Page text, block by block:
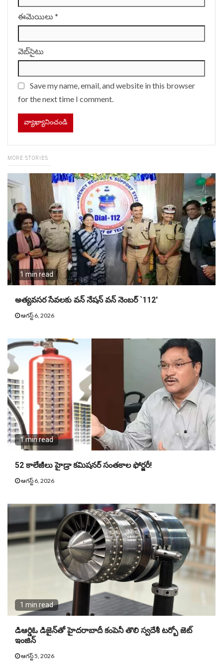
ఈమెయిలు *
వెబ్‌సైటు
Save my name, email, and website in this browser
for the next time I comment.
MORE STORIES
1 min read
అత్యవసర సేవలకు వన్ నేషన్ వన్ నెంబర్ `112′
ఆగస్ట్ 6, 2026
1 min read
52 కాలేజీలు హైడ్రా కమిషనర్ సంతకాల ఫోర్జరీ!
ఆగస్ట్ 6, 2026
1 min read
డిఆర్డిఓ డిజైన్‌తో హైదరాబాదీ కంపెనీ తొలి స్వదేశీ టర్బో జెట్‌
ఇంజిన్‌
ఆగస్ట్ 5, 2026